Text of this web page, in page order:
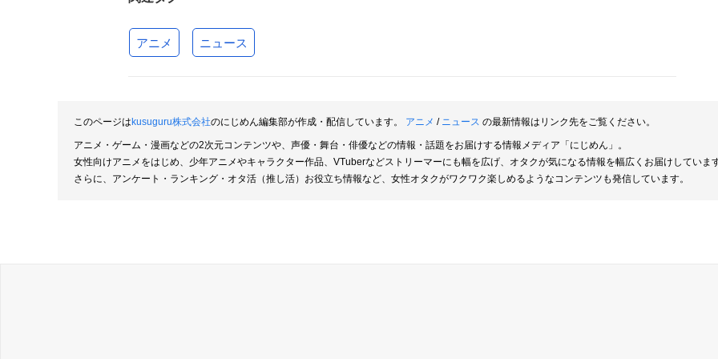
アニメ ニュース
このページは kusuguru株式会社のにじめん編集部が作成・配信しています。 アニメ / ニュース の最新情報はリンク先をご覧ください。
アニメ・ゲーム・漫画などの2次元コンテンツや、声優・舞台・俳優などの情報・話題をお届けする情報メディア「にじめん」。
女性向けアニメをはじめ、少年アニメやキャラクター作品、VTuberなどストリーマーにも幅を広げ、オタクが気になる情報を幅広くお届けしていま
さらに、アンケート・ランキング・オタ活（推し活）お役立ち情報など、女性オタクがワクワク楽しめるようなコンテンツも発信しています。